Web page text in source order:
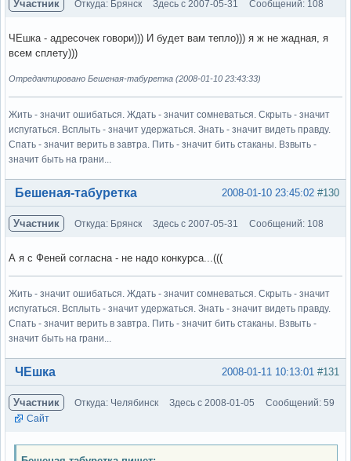
Участник Откуда: Брянск Здесь с 2007-05-31 Сообщений: 108
ЧЕшка - адресочек говори))) И будет вам тепло))) я ж не жадная, я
всем сплету)))
Отредактировано Бешеная-табуретка (2008-01-10 23:43:33)
Жить - значит ошибаться. Ждать - значит сомневаться. Скрыть - значит
испугаться. Всплыть - значит удержаться. Знать - значит видеть правду.
Спать - значит верить в завтра. Пить - значит бить стаканы. Взвыть -
значит быть на грани...
Вне форума #130
2008-01-10 23:45:02
Бешеная-табуретка
Участник Откуда: Брянск Здесь с 2007-05-31 Сообщений: 108
А я с Феней согласна - не надо конкурса...(((
Жить - значит ошибаться. Ждать - значит сомневаться. Скрыть - значит
испугаться. Всплыть - значит удержаться. Знать - значит видеть правду.
Спать - значит верить в завтра. Пить - значит бить стаканы. Взвыть -
значит быть на грани...
Вне форума #131
2008-01-11 10:13:01
ЧЕшка
Участник Откуда: Челябинск Здесь с 2008-01-05
Сообщений: 59
Сайт